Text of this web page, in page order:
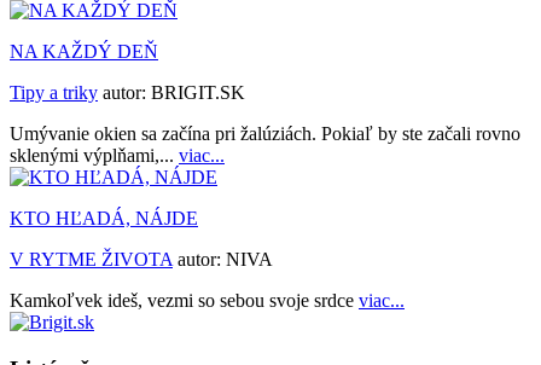
NA KAŽDÝ DEŇ
Tipy a triky autor: BRIGIT.SK
Umývanie okien sa začína pri žalúziách. Pokiaľ by ste začali rovno
sklenými výplňami,... viac...
KTO HĽADÁ, NÁJDE
V RYTME ŽIVOTA autor: NIVA
Kamkoľvek ideš, vezmi so sebou svoje srdce viac...